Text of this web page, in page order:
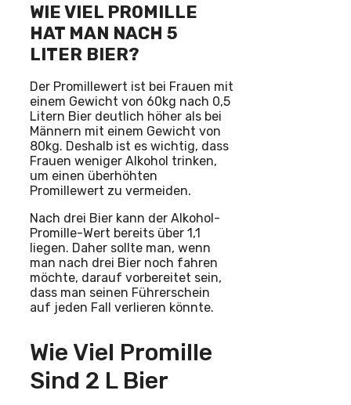
WIE VIEL PROMILLE
HAT MAN NACH 5
LITER BIER?
Der Promillewert ist bei Frauen mit
einem Gewicht von 60kg nach 0,5
Litern Bier deutlich höher als bei
Männern mit einem Gewicht von
80kg. Deshalb ist es wichtig, dass
Frauen weniger Alkohol trinken,
um einen überhöhten
Promillewert zu vermeiden.
Nach drei Bier kann der Alkohol-
Promille-Wert bereits über 1,1
liegen. Daher sollte man, wenn
man nach drei Bier noch fahren
möchte, darauf vorbereitet sein,
dass man seinen Führerschein
auf jeden Fall verlieren könnte.
Wie Viel Promille
Sind 2 L Bier